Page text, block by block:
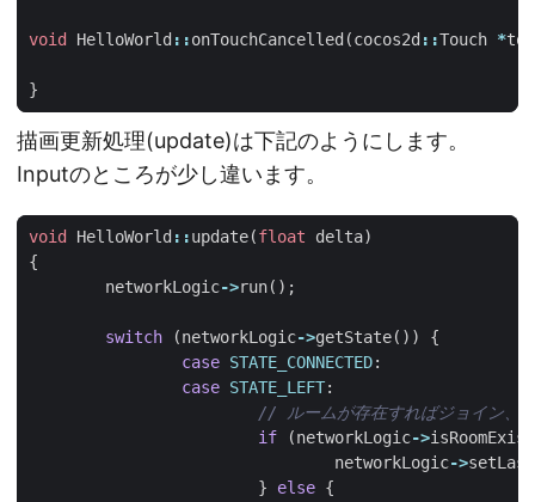
void HelloWorld ::onTouchCancelled (cocos2d ::Touch *
}
描画更新処理(update)は下記のようにします。
Inputのところが少し違います。
void HelloWorld ::update(float delta)
{
networkLogic->run();
switch (networkLogic->getState())
{
case STATE_CONNECTED:
case STATE_LEFT:
if (networkLogic->
networkLogic->
}
else {